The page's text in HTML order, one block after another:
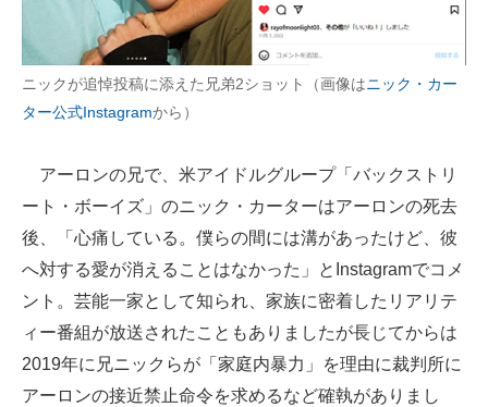
ニックが追悼投稿に添えた兄弟2ショット（画像はニック・カー
ター公式Instagramから）
アーロンの兄で、米アイドルグループ「バックストリ
ート・ボーイズ」のニック・カーターはアーロンの死去
後、「心痛している。僕らの間には溝があったけど、彼
へ対する愛が消えることはなかった」とInstagramでコメ
ント。芸能一家として知られ、家族に密着したリアリテ
ィー番組が放送されたこともありましたが長じてからは
2019年に兄ニックらが「家庭内暴力」を理由に裁判所に
アーロンの接近禁止命令を求めるなど確執がありまし